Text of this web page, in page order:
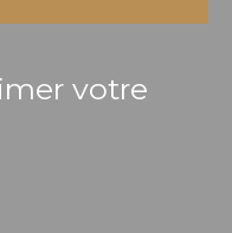
votre